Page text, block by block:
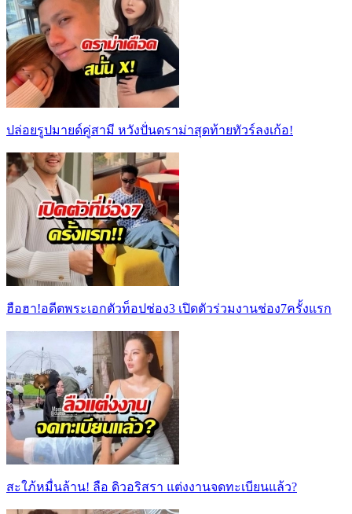
ปล่อยรูปมายด์คู่สามี หวังปั่นดราม่าสุดท้ายทัวร์ลงเก้อ!
ฮือฮา!อดีตพระเอกตัวท็อปช่อง3 เปิดตัวร่วมงานช่อง7ครั้งแรก
สะใภ้หมื่นล้าน! ลือ ดิวอริสรา แต่งงานจดทะเบียนแล้ว?